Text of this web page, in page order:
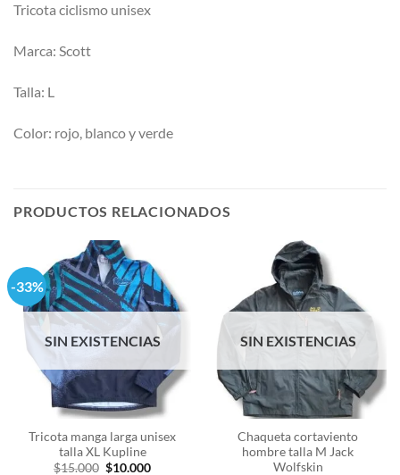
Tricota ciclismo unisex
Marca: Scott
Talla: L
Color: rojo, blanco y verde
PRODUCTOS RELACIONADOS
-33%
SIN EXISTENCIAS
Tricota manga larga unisex
talla XL Kupline
$15.000 El
$10.000El
SIN EXISTENCIAS
Chaqueta cortaviento
hombre talla M Jack
Wolfskin